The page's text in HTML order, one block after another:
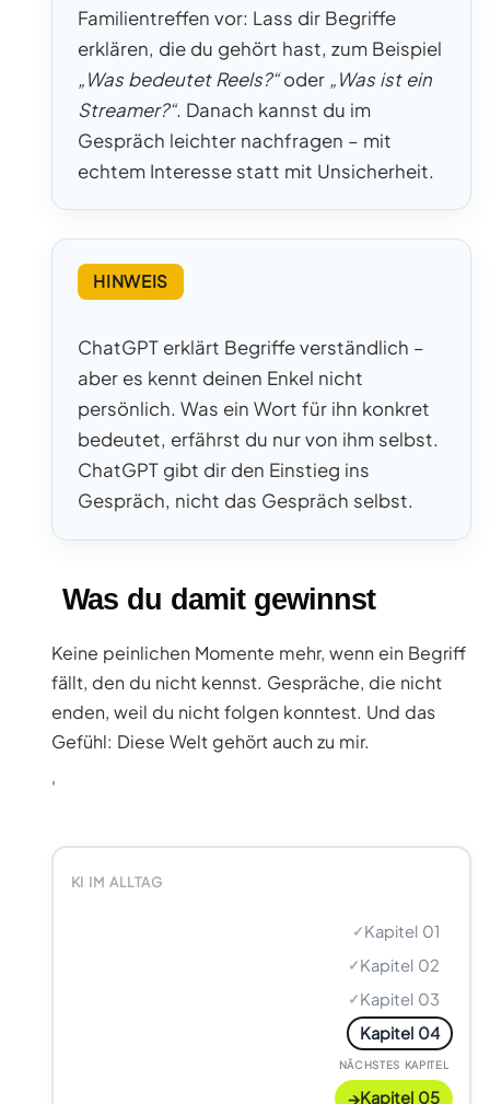
Familientreffen vor: Lass dir Begriffe
erklären, die du gehört hast, zum Beispiel
„Was bedeutet Reels?“oder „Was ist ein
Streamer?“. Danach kannst du im
Gespräch leichter nachfragen – mit
echtem Interesse statt mit Unsicherheit.
HINWEIS
ChatGPT erklärt Begriffe verständlich –
aber es kennt deinen Enkel nicht
persönlich. Was ein Wort für ihn konkret
bedeutet, erfährst du nur von ihm selbst.
ChatGPT gibt dir den Einstieg ins
Gespräch, nicht das Gespräch selbst.
Was du damit gewinnst
Keine peinlichen Momente mehr, wenn ein Begriff
fällt, den du nicht kennst. Gespräche, die nicht
enden, weil du nicht folgen konntest. Und das
Gefühl: Diese Welt gehört auch zu mir.
'
KI IM ALLTAG
✓Kapitel 01
✓Kapitel 02
✓Kapitel 03
Kapitel 04
NÄCHSTES KAPITEL
→Kapitel 05